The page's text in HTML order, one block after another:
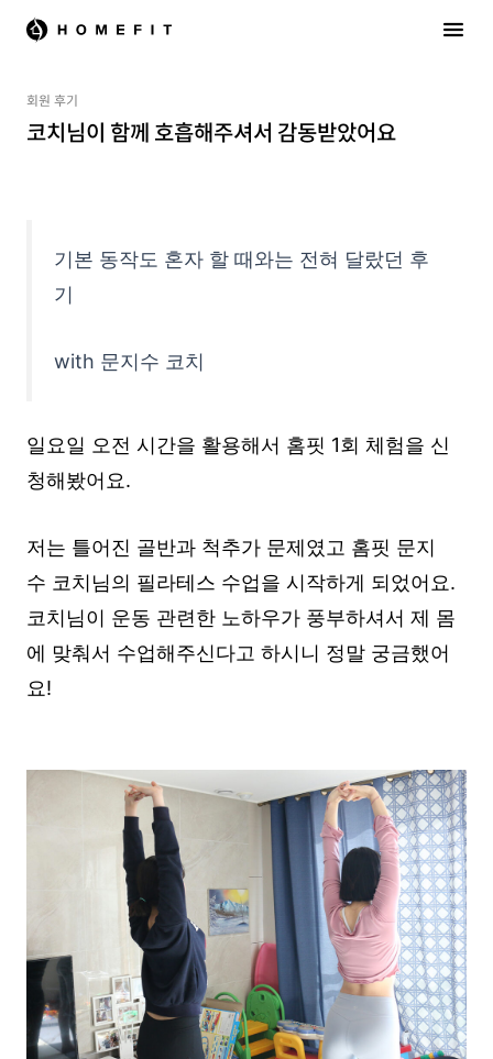
회원 후기
코치님이 함께 호흡해주셔서 감동받았어요
기본 동작도 혼자 할 때와는 전혀 달랐던 후
기
with 문지수 코치
일요일 오전 시간을 활용해서 홈핏 1회 체험을 신
청해봤어요.
저는 틀어진 골반과 척추가 문제였고 홈핏 문지
수 코치님의 필라테스 수업을 시작하게 되었어요.
코치님이 운동 관련한 노하우가 풍부하셔서 제 몸
에 맞춰서 수업해주신다고 하시니 정말 궁금했어
요!